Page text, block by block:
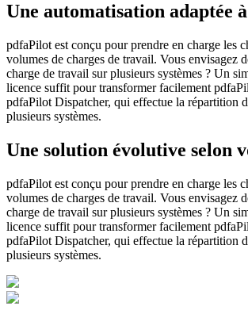
Une automatisation adaptée
pdfaPilot est conçu pour prendre en charge les
volumes de charges de travail. Vous envisagez
charge de travail sur plusieurs systèmes ? Un
licence suffit pour transformer facilement
pdfaPilot Dispatcher, qui effectue la répartition
plusieurs systèmes.
Une solution évolutive selon
pdfaPilot est conçu pour prendre en charge les
volumes de charges de travail. Vous envisagez
charge de travail sur plusieurs systèmes ? Un
licence suffit pour transformer facilement
pdfaPilot Dispatcher, qui effectue la répartition
plusieurs systèmes.